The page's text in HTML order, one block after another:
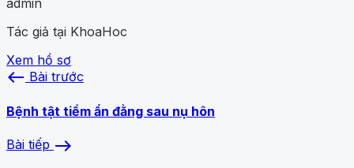
admin
Tác giả tại KhoaHoc
Xem hồ sơ
west Bài trước
Bệnh tật tiềm ẩn đằng sau nụ hôn
Bài tiếp east